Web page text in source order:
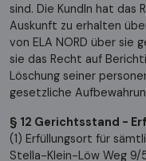
sind. Die KundIn hat das
Auskunft zu erhalten
von ELA NORD über sie
sie das Recht auf
Löschung seiner
gesetzliche
§ 12 Gerichtsstand -
(1) Erfüllungsort für
Stella-Klein-Löw Weg 9/